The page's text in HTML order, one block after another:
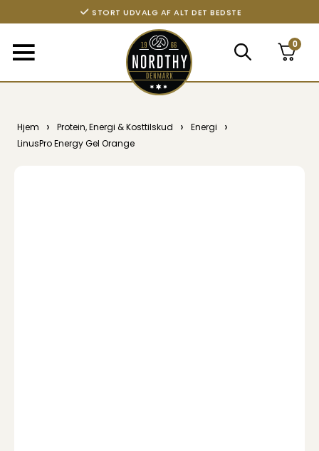
STORT UDVALG AF ALT DET BEDSTE
0
Hjem › Protein, Energi & Kosttilskud › Energi ›
LinusPro Energy Gel Orange